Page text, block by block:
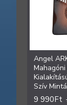
Angel
Szív
9 990Ft